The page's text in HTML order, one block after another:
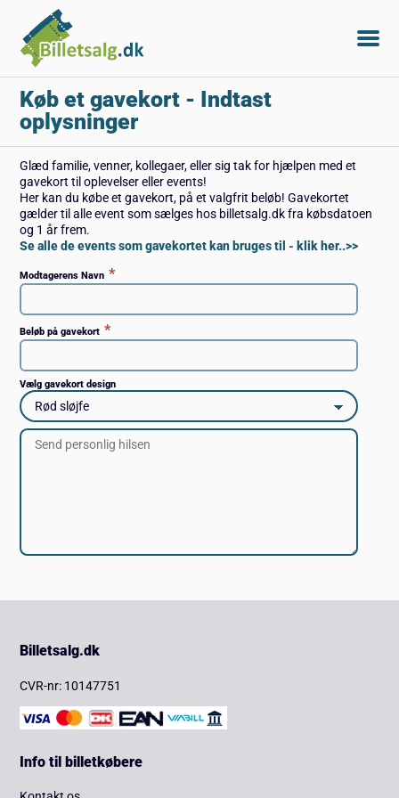
Køb et gavekort - Indtast
oplysninger
Glæd familie, venner, kollegaer, eller sig tak for hjælpen med et
gavekort til oplevelser eller events!
Her kan du købe et gavekort, på et valgfrit beløb! Gavekortet
gælder til alle event som sælges hos billetsalg.dk fra købsdatoen
og 1 år frem.
Se alle de events som gavekortet kan bruges til - klik her..>>
Modtagerens Navn *
Beløb på gavekort *
Vælg gavekort design
Billetsalg.dk
CVR-nr: 10147751
Info til billetkøbere